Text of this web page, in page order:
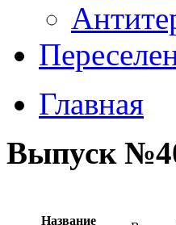
Главная
Выпуск
Название